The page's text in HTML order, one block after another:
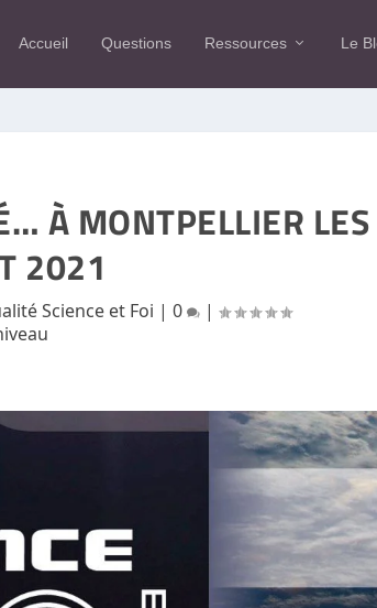
Accueil Questions Ressources Le
À MONTPELLIER LES
2021
Science et Foi | 0
|